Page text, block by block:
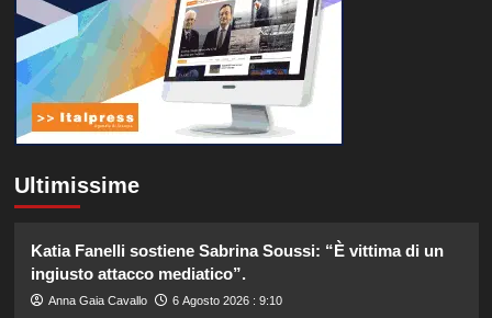
Ultimissime
Katia Fanelli sostiene Sabrina Soussi: “È vittima di un
ingiusto attacco mediatico”.
Anna Gaia Cavallo 6 Agosto 2026 : 9:10